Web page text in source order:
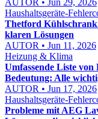
AUTOR • Jun 29, 2026
Haushaltsgeräte-
Thetford Kühlschrank
klaren Lösungen
AUTOR • Jun 11, 2026
Heizung & Klima
Umfassende Liste
Bedeutung: Alle
AUTOR • Jun 17, 2026
Haushaltsgeräte-
Probleme mit AEG